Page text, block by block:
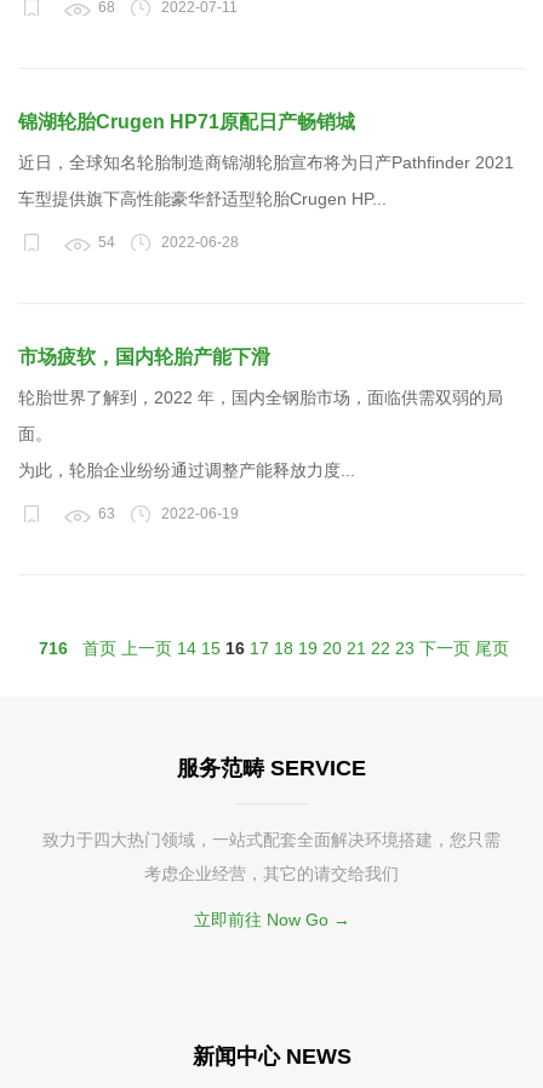
68 2022-07-11
锦湖轮胎Crugen HP71原配日产畅销城
近日，全球知名轮胎制造商锦湖轮胎宣布将为日产Pathfinder 2021
车型提供旗下高性能豪华舒适型轮胎Crugen HP...
54 2022-06-28
市场疲软，国内轮胎产能下滑
轮胎世界了解到，2022 年，国内全钢胎市场，面临供需双弱的局
面。
为此，轮胎企业纷纷通过调整产能释放力度...
63 2022-06-19
716 首页 上一页 14 15 16 17 18 19 20 21 22 23 下一页 尾页
服务范畴 SERVICE
致力于四大热门领域，一站式配套全面解决环境搭建，您只需
考虑企业经营，其它的请交给我们
立即前往 Now Go →
新闻中心 NEWS